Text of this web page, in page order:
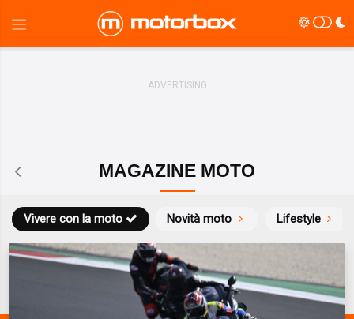
MAGAZINE MOTO
Novità moto
Vivere con la moto Lifestyle